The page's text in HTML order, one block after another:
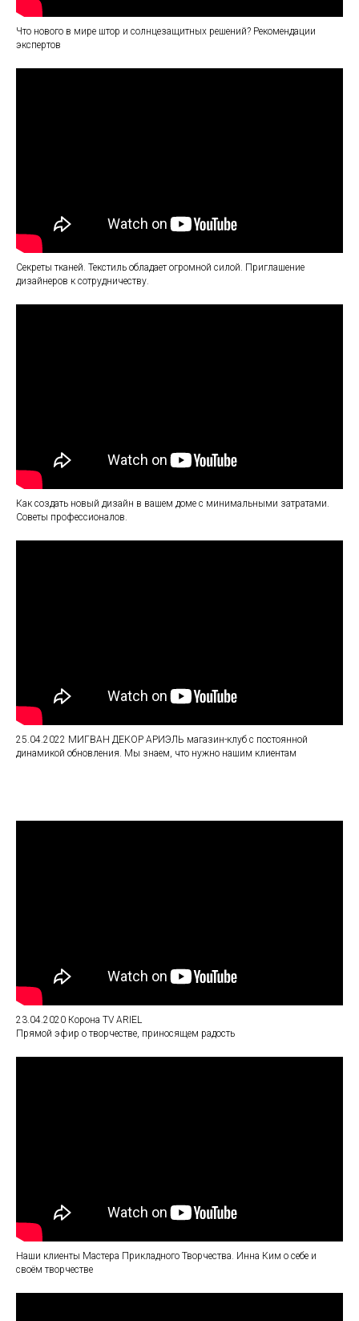
Что нового в мире штор и солнцезащитных решений? Рекомендации
экспертов
Секреты тканей. Текстиль обладает огромной силой. Приглашение
дизайнеров к сотрудничеству.
Как создать новый дизайн в вашем доме с минимальными затратами.
Советы профессионалов.
25.04.2022 МИГВАН ДЕКОР АРИЭЛЬ магазин-клуб с постоянной
динамикой обновления. Мы знаем, что нужно нашим клиентам
23.04.2020 Корона TV ARIEL
Прямой эфир о творчестве, приносящем радость
Наши клиенты Мастера Прикладного Творчества. Инна Ким о себе и
своём творчестве